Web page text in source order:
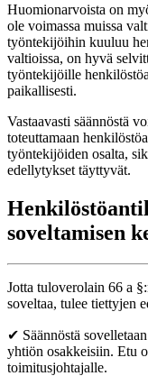
Huomionarvoista on
ole voimassa muissa
työntekijöihin kuuluu
valtioissa, on hyvä
työntekijöille
paikallisesti.
Vastaavasti säännöstä
toteuttamaan
työntekijöiden osalta,
edellytykset täyttyvät.
soveltamisen
Jotta tuloverolain 66 a
soveltaa, tulee tiettyjen
✔ Säännöstä
yhtiön osakkeisiin. Etu
toimitusjohtajalle.